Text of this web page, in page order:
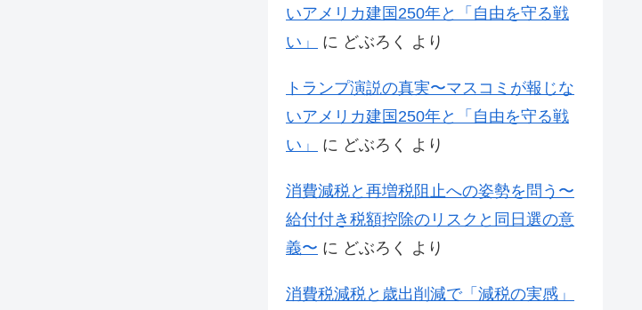
いアメリカ建国250年と「自由を守る戦
い」
に どぶろく より
トランプ演説の真実〜マスコミが報じな
いアメリカ建国250年と「自由を守る戦
い」
に どぶろく より
消費減税と再増税阻止への姿勢を問う〜
給付付き税額控除のリスクと同日選の意
義〜 に どぶろく より
消費税減税と歳出削減で「減税の実感」